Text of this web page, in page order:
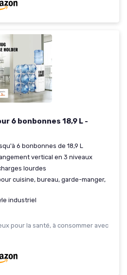
6 bonbonnes 18,9 L -
6 bonbonnes de 18,9 L
vertical en 3 niveaux
lourdes
cuisine, bureau, garde-manger,
industriel
pour la santé, à consommer avec